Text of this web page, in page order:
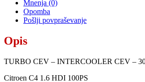
Mnenja (0)
Opomba
Pošlji povpraševanje
Opis
TURBO CEV – INTERCOOLER CEV –
Citroen C4 1.6 HDI 100PS